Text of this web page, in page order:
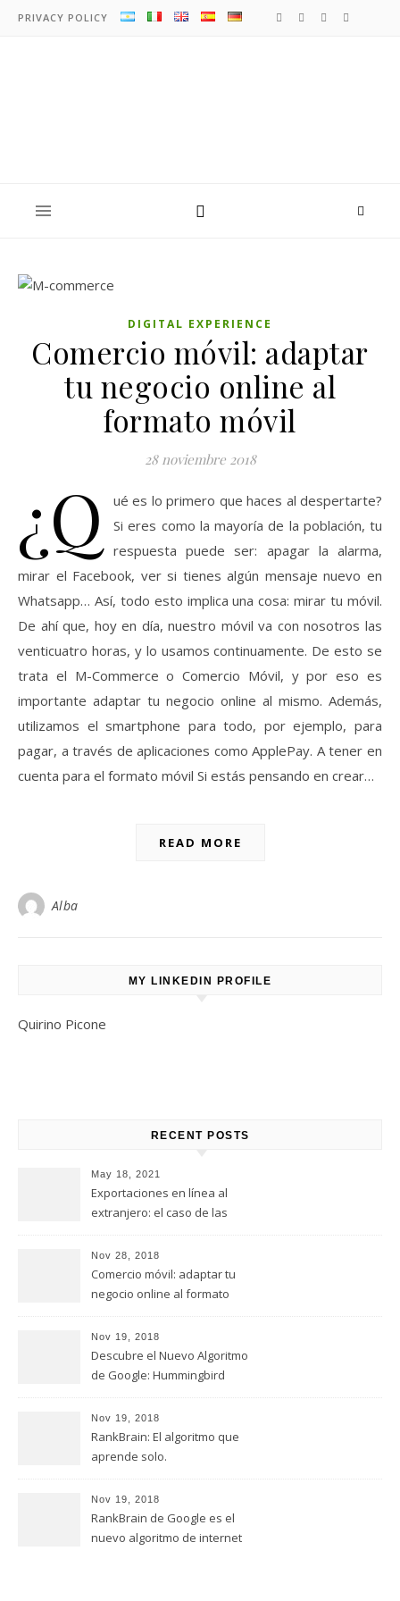
PRIVACY POLICY
DIGITAL EXPERIENCE
Comercio móvil: adaptar
tu negocio online al
formato móvil
28 noviembre 2018
¿Q
ué es lo primero que haces al despertarte?
Si eres como la mayoría de la población, tu
respuesta puede ser: apagar la alarma,
mirar el Facebook, ver si tienes algún mensaje nuevo en
Whatsapp… Así, todo esto implica una cosa: mirar tu móvil.
De ahí que, hoy en día, nuestro móvil va con nosotros las
venticuatro horas, y lo usamos continuamente. De esto se
trata el M-Commerce o Comercio Móvil, y por eso es
importante adaptar tu negocio online al mismo. Además,
utilizamos el smartphone para todo, por ejemplo, para
pagar, a través de aplicaciones como ApplePay. A tener en
cuenta para el formato móvil Si estás pensando en crear…
READ MORE
Alba
MY LINKEDIN PROFILE
Quirino Picone
RECENT POSTS
May 18, 2021
Exportaciones en línea al
extranjero: el caso de las
Nov 28, 2018
Comercio móvil: adaptar tu
negocio online al formato
Nov 19, 2018
Descubre el Nuevo Algoritmo
de Google: Hummingbird
Nov 19, 2018
RankBrain: El algoritmo que
aprende solo.
Nov 19, 2018
RankBrain de Google es el
nuevo algoritmo de internet